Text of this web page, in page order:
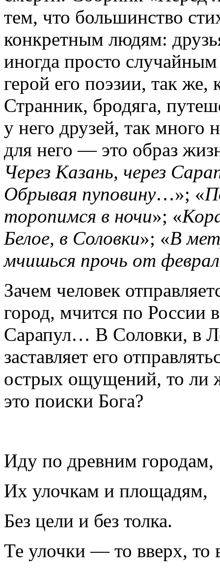
тем, что большинство
конкретным людям:
иногда просто
герой его поэзии, так
Странник, бродяга,
у него друзей, так много
для него — это образ
Через Казань, через
Обрывая пуповину…»; «
торопимся в ночи»; «
Белое, в Соловки»; «В
мчишься прочь от
Зачем человек
город, мчится по России
Сарапул… В Соловки, в
заставляет его
острых ощущений, то ли
это поиски Бога?
Иду по древним городам,
Их улочкам и площадям,
Без цели и без толка.
Те улочки — то вверх, то